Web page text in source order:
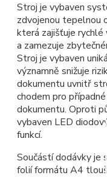
Stroj je vybaven
zdvojenou tepelnou
která zajišťuje
a zamezuje
Stroj je vybaven
významně snižuje
dokumentu uvnitř
chodem pro
dokumentu. Oproti
vybaven LED
funkcí.
Součástí dodávky je
folií formátu A4